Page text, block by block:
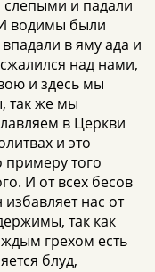
и падали
водимы были
в яму ада и
над нами,
и здесь мы
так же мы
в Церкви
и это
того
И от всех бесов
нас от
так как
грехом есть
блуд,